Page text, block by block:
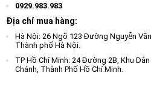
0929.983.983
Địa chỉ mua hàng:
Hà Nội: 26 Ngõ 123 Đường Nguyễn
Thành phố Hà Nội.
TP Hồ Chí Minh: 24 Đường 2B, Khu
Chánh, Thành Phố Hồ Chí Minh.